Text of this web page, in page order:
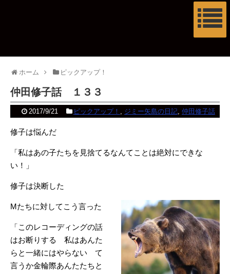
ホーム ピックアップ！
仲田修子話 １３３
2017/9/21 ピックアップ！ , ジミー矢島の日記, 仲田修子話
修子は悩んだ
「私はあの子たちを見捨てるなんてことは絶対にできな
い！」
修子は決断した
Mたちに対してこう言った
「このレコーディングの話
はお断りする 私はあんた
らと一緒にはやらない て
言うか金輪際あんたたちと